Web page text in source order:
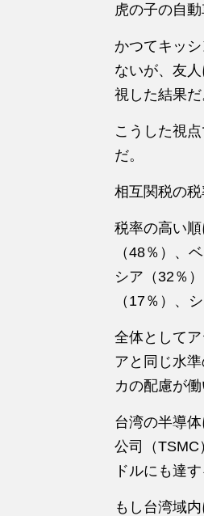
虎の子の自
かつてキッ
ないが、友
視した結果だ
こうした視
だ。
相互関税の
税率の高い
（48％）、
シア（32％
（17％）、
全体として
アと同じ水
カの配慮が働
台湾の半導
公司（TSMC
ドルにも達す
もし台湾域